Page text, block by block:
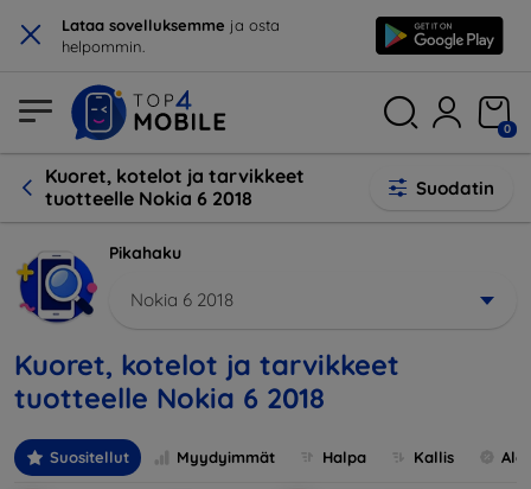
× Lataa sovelluksemme ja osta
helpommin.
0
Kuoret, kotelot ja tarvikkeet
tuotteelle Nokia 6 2018
Suodatin
Pikahaku
Nokia 6 2018
Kuoret, kotelot ja tarvikkeet
tuotteelle Nokia 6 2018
Suositellut Myydyimmät Halpa Kallis